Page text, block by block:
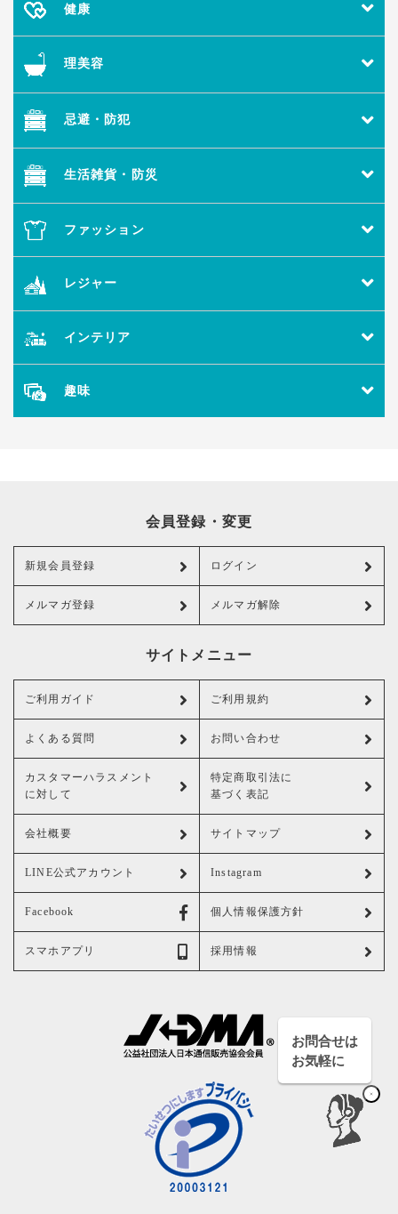
健康
理美容
忌避・防犯
生活雑貨・防災
ファッション
レジャー
インテリア
趣味
会員登録・変更
新規会員登録 ログイン
メルマガ登録 メルマガ解除
サイトメニュー
ご利用ガイド ご利用規約
よくある質問 お問い合わせ
カスタマーハラスメント
に対して
特定商取引法に
基づく表記
会社概要 サイトマップ
LINE公式アカウント Instagram
Facebook 個人情報保護方針
スマホアプリ 採用情報
お問合せは
お気軽に